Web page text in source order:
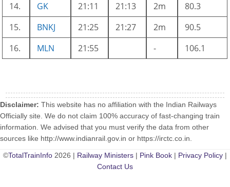
14.
GK 21:11 21:13 2m
80.3
15.
BNKJ 21:25 21:27 2m
90.5
16.
MLN 21:55 - 106.1
Disclaimer: This website has no affiliation with the Indian Railways
Officially site. We do not claim 100% accuracy of fast-changing train
information. We advised that you must verify the data from other
sources like http://www.indianrail.gov.in or https://irctc.co.in.
©TotalTrainInfo 2026 | Railway Ministers | Pink Book | Privacy Policy |
Contact Us